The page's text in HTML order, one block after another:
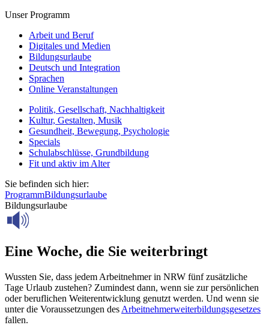
Unser Programm
Arbeit und Beruf
Digitales und Medien
Bildungsurlaube
Deutsch und Integration
Sprachen
Online Veranstaltungen
Politik, Gesellschaft, Nachhaltigkeit
Kultur, Gestalten, Musik
Gesundheit, Bewegung, Psychologie
Specials
Schulabschlüsse, Grundbildung
Fit und aktiv im Alter
Sie befinden sich hier:
ProgrammBildungsurlaube
Bildungsurlaube
Eine Woche, die Sie weiterbringt
Wussten Sie, dass jedem Arbeitnehmer in NRW fünf zusätzliche
Tage Urlaub zustehen? Zumindest dann, wenn sie zur persönlichen
oder beruflichen Weiterentwicklung genutzt werden. Und wenn sie
unter die Voraussetzungen des Arbeitnehmerweiterbildungsgesetzes
fallen.